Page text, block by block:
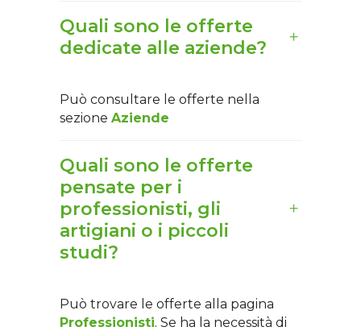
Quali sono le offerte
dedicate alle aziende?
Può consultare le offerte nella
sezione Aziende
Quali sono le offerte
pensate per i
professionisti, gli
artigiani o i piccoli
studi?
Può trovare le offerte alla pagina
Professionisti. Se ha la necessità di